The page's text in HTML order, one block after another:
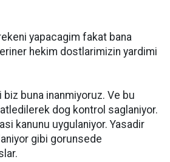
yapacagim fakat bana
hekim dostlarimizin yardimi
buna inanmiyoruz. Ve bu
dog kontrol saglaniyor.
kanunu uygulaniyor. Yasadir
gibi gorunsede